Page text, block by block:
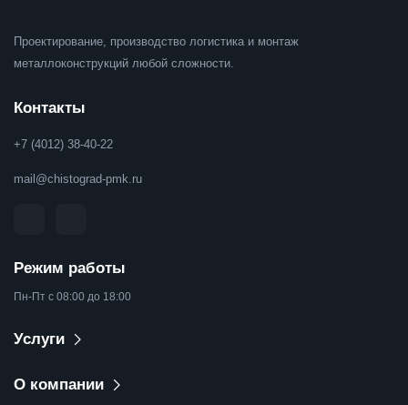
Проектирование, производство логистика и монтаж
металлоконструкций любой сложности.
Контакты
+7 (4012) 38-40-22
mail@chistograd-pmk.ru
Режим работы
Пн-Пт с 08:00 до 18:00
Услуги
О компании